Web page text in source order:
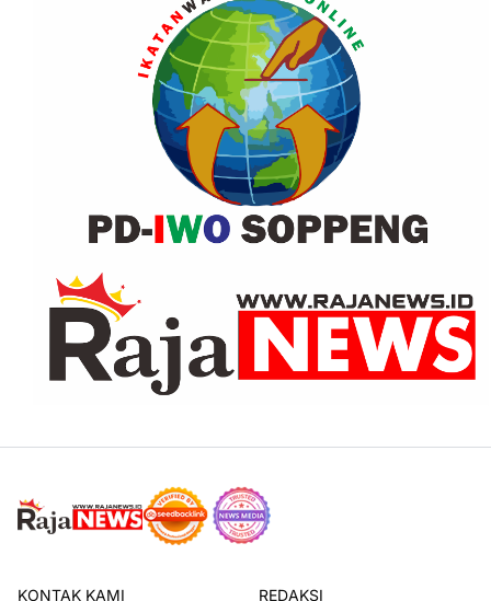
KONTAK KAMI REDAKSI